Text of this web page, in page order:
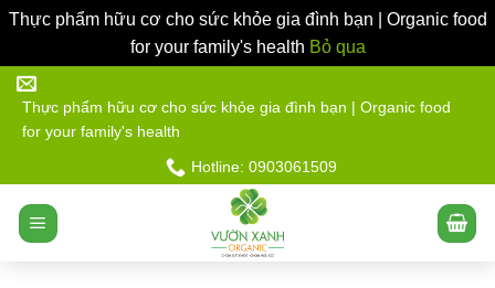
Thực phẩm hữu cơ cho sức khỏe gia đình bạn | Organic food
for your family's health Bỏ qua
Bỏ
qua
nội
Thực phẩm hữu cơ cho sức khỏe gia đình bạn | Organic food
for your family's health
Hotline: 0903061509